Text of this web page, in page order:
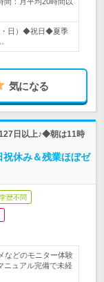
日）◆祝日◆夏季
気になる
日以上♪◆朝は11時
休み＆残業ほぼゼ
学歴不問
などのモニター体験
ニュアル完備で未経